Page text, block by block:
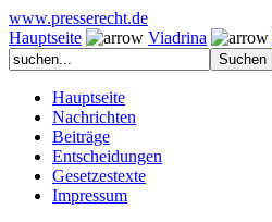
www.presserecht.de
Hauptseite
Viadrina
Hauptseite
Nachrichten
Beiträge
Entscheidungen
Gesetzestexte
Impressum